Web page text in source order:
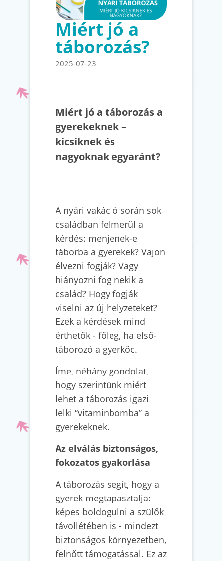
Miért jó a
táborozás?
2025-07-23
Miért jó a táborozás a
gyerekeknek –
kicsiknek és
nagyoknak egyaránt?
A nyári vakáció során sok
családban felmerül a
kérdés: menjenek-e
táborba a gyerekek? Vajon
élvezni fogják? Vagy
hiányozni fog nekik a
család? Hogy fogják
viselni az új helyzeteket?
Ezek a kérdések mind
érthetők - főleg, ha első-
táborozó a gyerkőc.
Íme, néhány gondolat,
hogy szerintünk miért
lehet a táborozás igazi
lelki “vitaminbomba” a
gyerekeknek.
Az elválás biztonságos,
fokozatos gyakorlása
A táborozás segít, hogy a
gyerek megtapasztalja:
képes boldogulni a szülők
távollétében is - mindezt
biztonságos környezetben,
felnőtt támogatással. Ez az